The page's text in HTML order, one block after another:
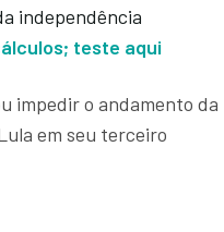
independência
teste aqui
impedir o andamento da
em seu terceiro